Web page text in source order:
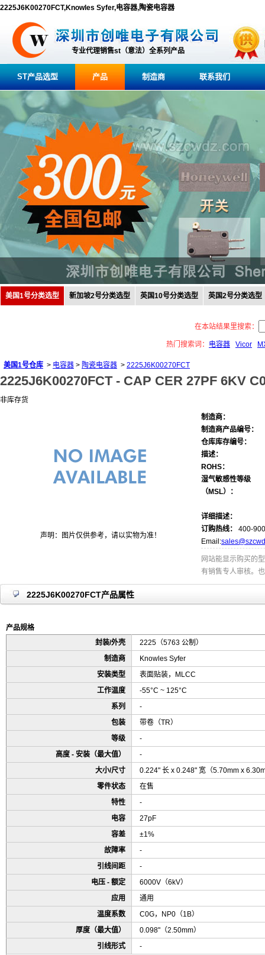
2225J6K00270FCT,Knowles Syfer,电容器,陶瓷电容器
专业代理销售st（意法）全系列产品
ST产品选型 产品 制造商 联系我们
美国1号分类选型 新加坡2号分类选型 英国10号分类选型 英国2号分类选型
在本站结果里搜索：
热门搜索词： 电容器 Vicor
美国1号仓库 > 电容器 > 陶瓷电容器 > 2225J6K00270FCT
2225J6K00270FCT - CAP CER 27PF 6KV
非库存货
声明：图片仅供参考，请以实物为准！
制造商：
制造商产品编号：
仓库库存编号：
描述：
ROHS：
湿气敏感性等级
（MSL）：
详细描述：
订购热线：
400-
Email:
网站能显示购买的
有销售专人审核。
2225J6K00270FCT产品属性
产品规格
封装/外壳
2225（5763 公制）
制造商
Knowles Syfer
安装类型
表面贴装，MLCC
工作温度
-55°C ~ 125°C
系列
-
包装
带卷（TR）
等级
-
高度 - 安装（最大值）
-
大小/尺寸
0.224" 长 x 0.248" 宽（5.70mm x
零件状态
在售
特性
-
电容
27pF
容差
±1%
故障率
-
引线间距
-
电压 - 额定
6000V（6kV）
应用
通用
温度系数
C0G，NP0（1B）
厚度（最大值）
0.098"（2.50mm）
引线形式
-